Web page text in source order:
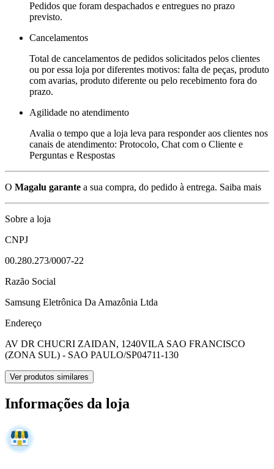
Pedidos que foram despachados e entregues no prazo
previsto.
Cancelamentos
Total de cancelamentos de pedidos solicitados pelos clientes
ou por essa loja por diferentes motivos: falta de peças, produto
com avarias, produto diferente ou pelo recebimento fora do
prazo.
Agilidade no atendimento
Avalia o tempo que a loja leva para responder aos clientes nos
canais de atendimento: Protocolo, Chat com o Cliente e
Perguntas e Respostas
O Magalu garante a sua compra, do pedido à entrega. Saiba mais
Sobre a loja
CNPJ
00.280.273/0007-22
Razão Social
Samsung Eletrônica Da Amazônia Ltda
Endereço
AV DR CHUCRI ZAIDAN, 1240VILA SAO FRANCISCO
(ZONA SUL) - SAO PAULO/SP04711-130
Ver produtos similares
Informações da loja